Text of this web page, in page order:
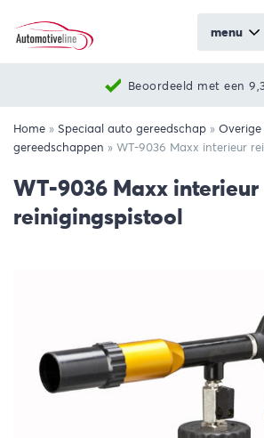
menu
Beoordeeld met een
Home » Speciaal auto gereedschap »
gereedschappen » WT-9036 Maxx interieur
WT-9036 Maxx interieur
reinigingspistool